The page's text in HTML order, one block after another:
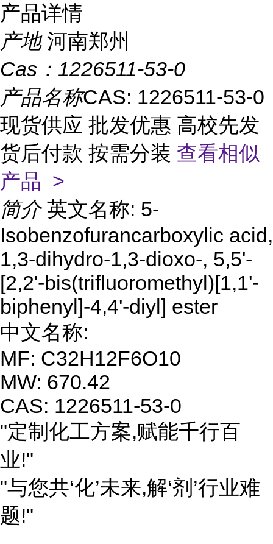
产品详情
产地 河南郑州
Cas： 1226511-53-0
产品名称CAS: 1226511-53-0
现货供应 批发优惠 高校先发
货后付款 按需分装 查看相似
产品 >
简介 英文名称: 5-
Isobenzofurancarboxylic acid,
1,3-dihydro-1,3-dioxo-, 5,5'-
[2,2'-bis(trifluoromethyl)[1,1'-
biphenyl]-4,4'-diyl] ester
中文名称:
MF: C32H12F6O10
MW: 670.42
CAS: 1226511-53-0
"定制化工方案,赋能千行百
业!"
"与您共‘化’未来,解‘剂’行业难
题!"